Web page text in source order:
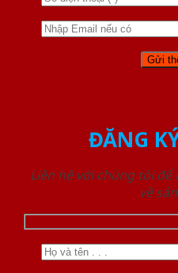
ĐĂNG
Liên hệ với chúng tôi
về